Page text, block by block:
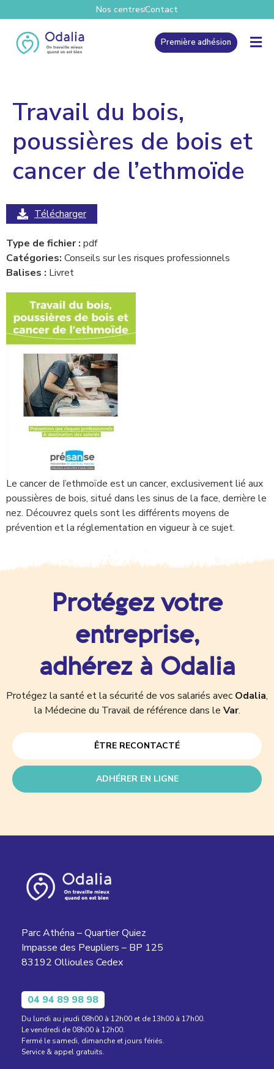
Nos centresContact
Première adhésion
Travail du bois,
poussières de bois et
cancer de l’ethmoïde
Le cancer de I’ethmoïde est un cancer, exclusivement lié aux
poussières de bois, situé dans les sinus de la face, derrière le
nez. Découvrez quels sont les différents moyens de
prévention et la réglementation en vigueur à ce sujet.
Télécharger
Type de fichier : pdf
Catégories: Conseils sur les risques professionnels
Balises : Livret
Protégez votre
entreprise,
adhérez à Odalia
Protégez la santé et la sécurité de vos salariés avec Odalia,
la Médecine du Travail de référence dans le Var.
ÊTRE RECONTACTÉ
ADHÉRER EN LIGNE
Parc Athéna – Quartier Quiez
Impasse des Peupliers – BP 125
83192 Ollioules Cedex
04 94 89 98 98
Du lundi au jeudi 08h00 à 12h00 et de 13h00 à 17h00.
Le vendredi de 08h00 à 12h00.
Fermé le samedi, dimanche et jours fériés.
Service & appel gratuits.